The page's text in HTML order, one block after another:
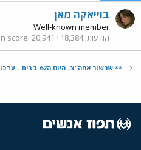
בוייאקה מאן
Well-known member
הודעות 18,384
score 20,941
** שרשור אחה"צ- היום ה62 בבית - עדכונים **